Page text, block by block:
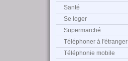
Santé
Se loger
Supermarché
Téléphoner à l'étranger
Téléphonie mobile